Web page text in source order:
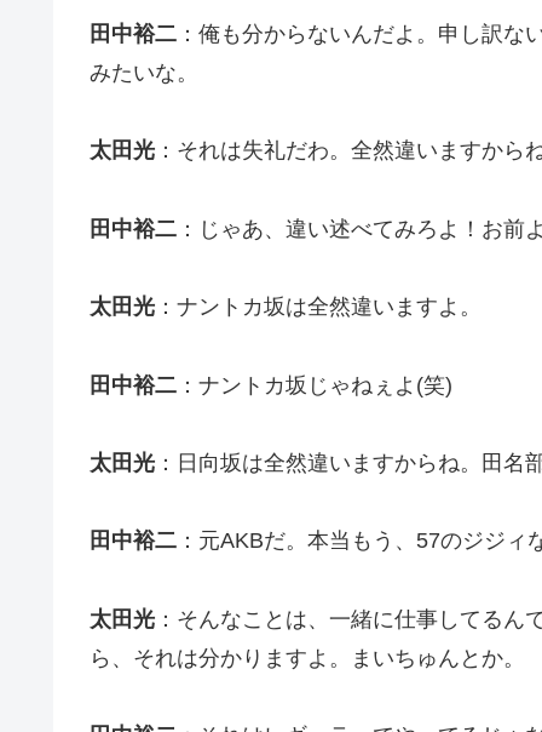
田中裕二 ：俺も分からないんだよ。申し訳
みたいな。
太田光 ：それは失礼だわ。全然違いますから
田中裕二 ：じゃあ、違い述べてみろよ！お前よ
太田光 ：ナントカ坂は全然違いますよ。
田中裕二 ：ナントカ坂じゃねぇよ(笑)
太田光 ：日向坂は全然違いますからね。田名
田中裕二 ：元AKBだ。本当もう、57のジジ
太田光 ：そんなことは、一緒に仕事してる
ら、それは分かりますよ。まいちゅんとか。